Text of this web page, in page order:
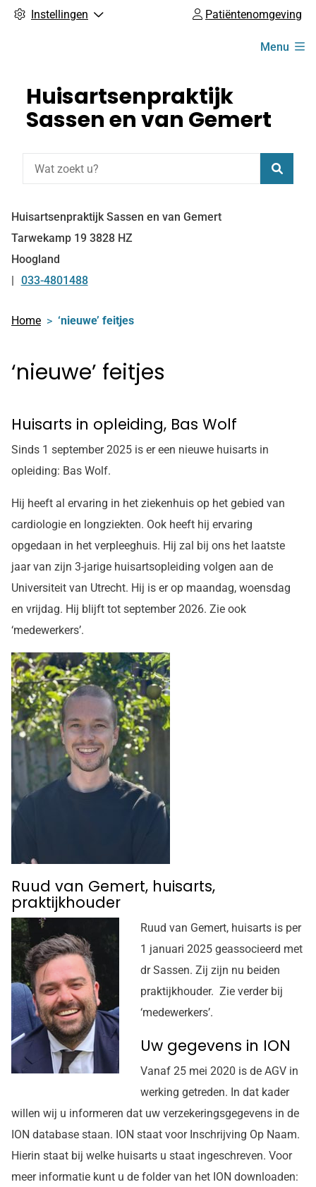
Instellingen Patiëntenomgeving
Menu
Huisartsenpraktijk
Sassen en van Gemert
Huisartsenpraktijk Sassen en van Gemert
Tarwekamp 19 3828 HZ
Hoogland
Tel:
033-4801488
Home ‘nieuwe’ feitjes
‘nieuwe’ feitjes
Huisarts in opleiding, Bas Wolf
Sinds 1 september 2025 is er een nieuwe huisarts in
opleiding: Bas Wolf.
Hij heeft al ervaring in het ziekenhuis op het gebied van
cardiologie en longziekten. Ook heeft hij ervaring
opgedaan in het verpleeghuis. Hij zal bij ons het laatste
jaar van zijn 3-jarige huisartsopleiding volgen aan de
Universiteit van Utrecht. Hij is er op maandag, woensdag
en vrijdag. Hij blijft tot september 2026. Zie ook
‘medewerkers’.
Ruud van Gemert, huisarts,
praktijkhouder
Ruud van Gemert, huisarts is per
1 januari 2025 geassocieerd met
dr Sassen. Zij zijn nu beiden
praktijkhouder. Zie verder bij
‘medewerkers’.
Uw gegevens in ION
Vanaf 25 mei 2020 is de AGV in
werking getreden. In dat kader
willen wij u informeren dat uw verzekeringsgegevens in de
ION database staan. ION staat voor Inschrijving Op Naam.
Hierin staat bij welke huisarts u staat ingeschreven. Voor
meer informatie kunt u de folder van het ION downloaden: